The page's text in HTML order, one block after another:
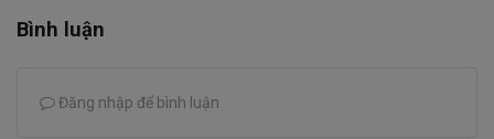
Bình luận
Đăng nhập để bình luận